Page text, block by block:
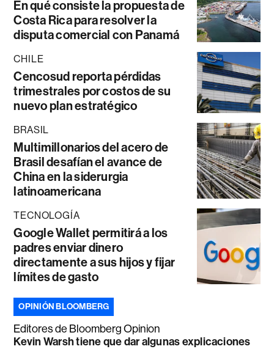
En qué consiste la propuesta de
Costa Rica para resolver la
disputa comercial con Panamá
CHILE
Cencosud reporta pérdidas
trimestrales por costos de su
nuevo plan estratégico
BRASIL
Multimillonarios del acero de
Brasil desafían el avance de
China en la siderurgia
latinoamericana
TECNOLOGÍA
Google Wallet permitirá a los
padres enviar dinero
directamente a sus hijos y fijar
límites de gasto
OPINIÓN BLOOMBERG
Editores de Bloomberg Opinion
Kevin Warsh tiene que dar algunas explicaciones